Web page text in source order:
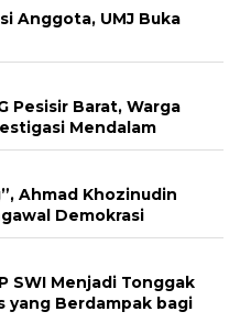
Anggota, UMJ Buka
Pesisir Barat, Warga
Mendalam
Ahmad Khozinudin
Demokrasi
SWI Menjadi Tonggak
yang Berdampak bagi